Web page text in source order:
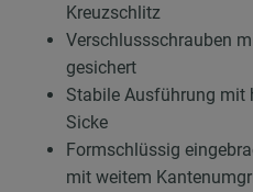
Kreuzschlitz
Verschlussschrauben
gesichert
Stabile Ausführung mit
Sicke
Formschlüssig
mit weitem